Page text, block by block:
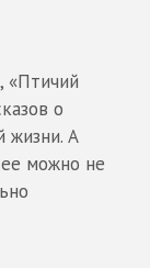
, «Птичий
о
жизни. А
можно не